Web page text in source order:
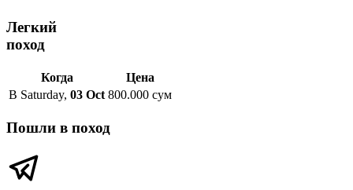
Легкий
поход
Когда
Цена
В Saturday, 03 Oct 800.000 сум
Пошли в поход